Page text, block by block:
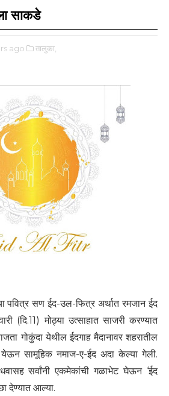
साकडे
ago तालुका,
पवित्र सण ईद-उल-फित्र अर्थात रमजान ईद
(दि.11) मोठ्या उत्साहात साजरी करण्यात
गोकुंदा येथील ईदगाह मैदानावर शहरातील
सामूहिक नमाज-ए-ईद अदा केल्या गेली.
सर्वांनी एकमेकांची गळाभेट घेऊन ‘ईद
देण्यात आल्या.